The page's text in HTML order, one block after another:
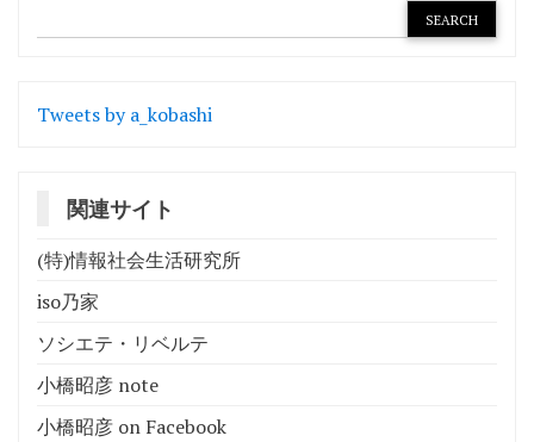
Tweets by a_kobashi
関連サイト
(特)情報社会生活研究所
iso乃家
ソシエテ・リベルテ
小橋昭彦 note
小橋昭彦 on Facebook